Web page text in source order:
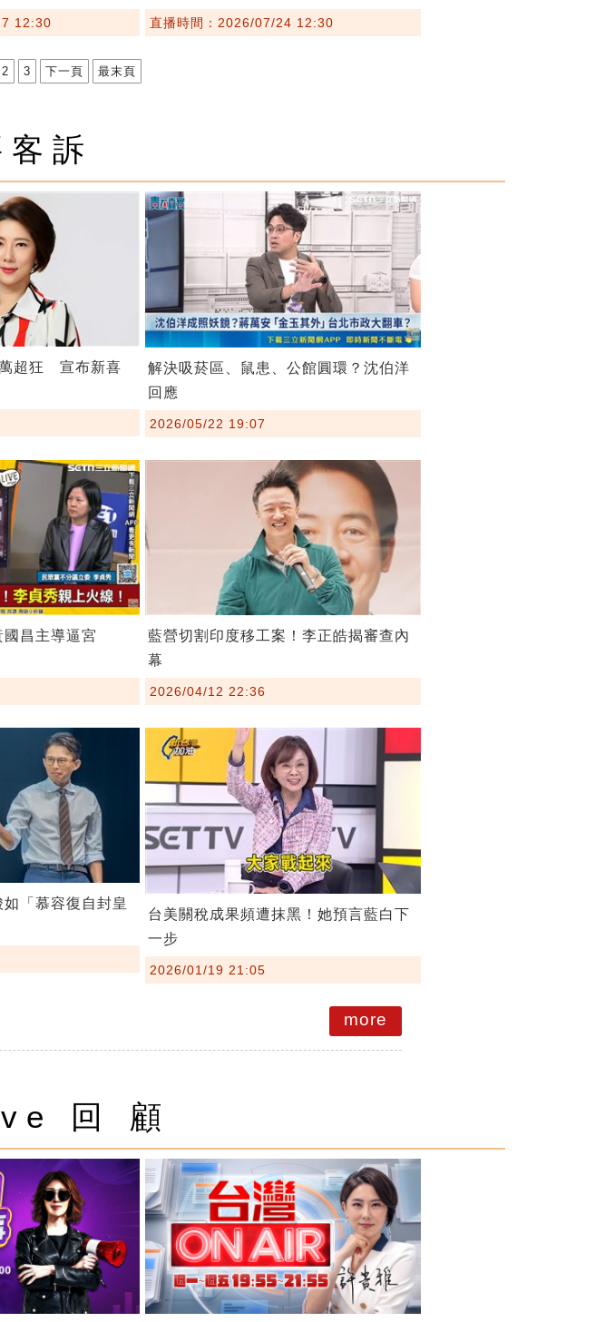
12:30 直播時間：2026/07/24 12:30
2 3 下一頁 最末頁
訴
超狂 宣布新喜
解決吸菸區、鼠患、公館圓環？沈伯洋
回應
2026/05/22 19:07
昌主導逼宮
藍營切割印度移工案！李正皓揭審查內
幕
2026/04/12 22:36
「慕容復自封皇
台美關稅成果頻遭抹黑！她預言藍白下
一步
2026/01/19 21:05
more
回 顧